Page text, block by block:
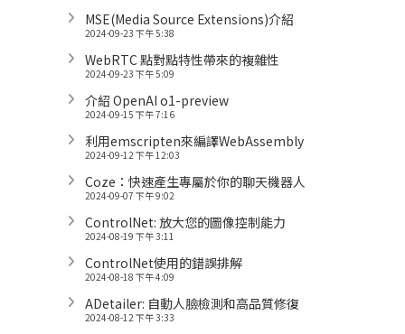
MSE(Media Source Extensions)介紹
2024-09-23 下午 5:38
WebRTC 點對點特性帶來的複雜性
2024-09-23 下午 5:09
介紹 OpenAI o1-preview
2024-09-15 下午 7:16
利用emscripten來編譯WebAssembly
2024-09-12 下午 12:03
Coze：快速產生專屬於你的聊天機器人
2024-09-07 下午 9:02
ControlNet: 放大您的圖像控制能力
2024-08-19 下午 3:11
ControlNet使用的錯誤排解
2024-08-18 下午 4:09
ADetailer: 自動人臉檢測和高品質修復
2024-08-12 下午 3:33